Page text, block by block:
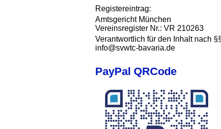
Registereintrag:
Amtsgericht München
Vereinsregister Nr.: VR 210263
Verantwortlich für den Inhalt nach
info@svwtc-bavaria.de
PayPal QRCode